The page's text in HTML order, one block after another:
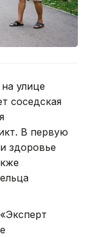
улице
соседская
В первую
здоровье